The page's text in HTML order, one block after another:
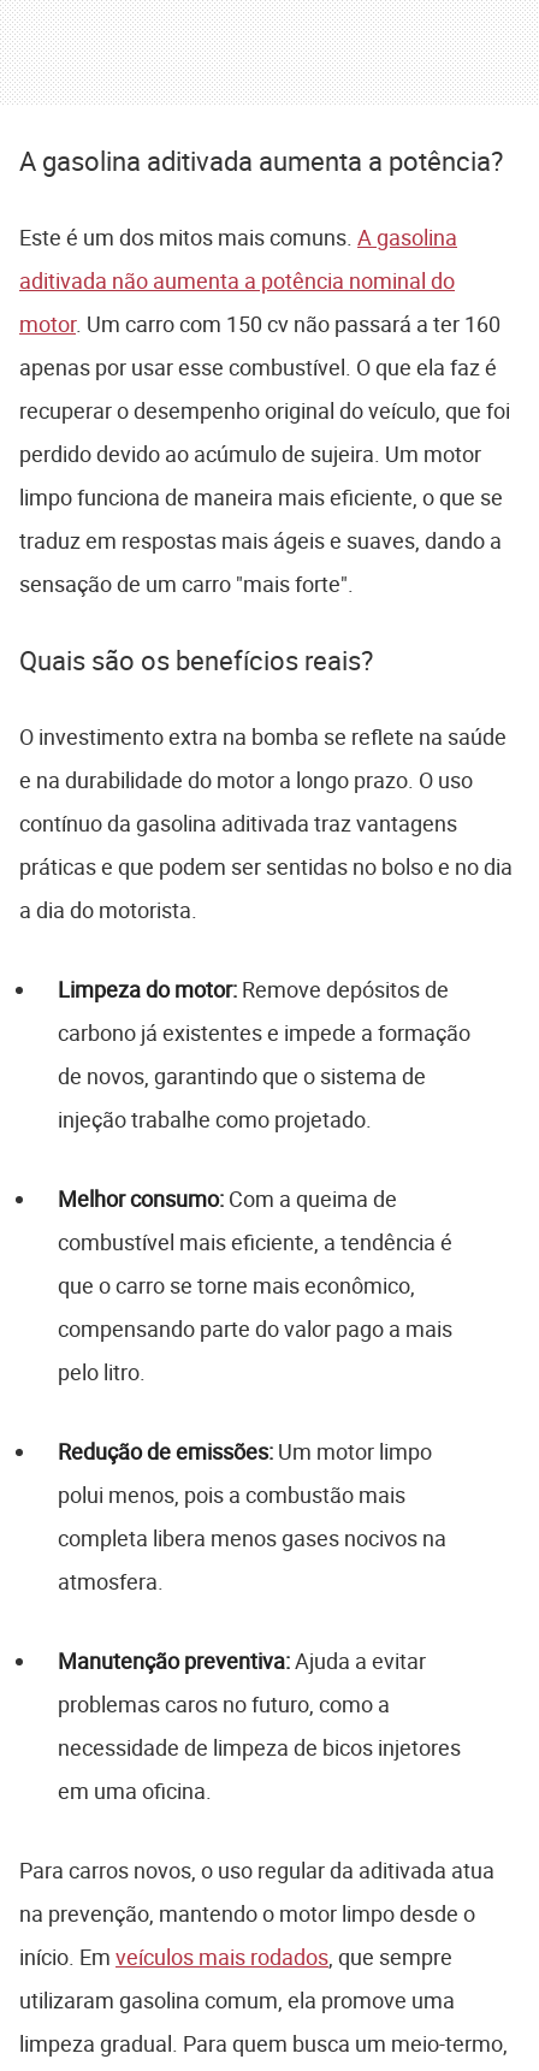
A gasolina aditivada aumenta a potência?
Este é um dos mitos mais comuns. A gasolina
aditivada não aumenta a potência nominal do
motor. Um carro com 150 cv não passará a ter 160
apenas por usar esse combustível. O que ela faz é
recuperar o desempenho original do veículo, que foi
perdido devido ao acúmulo de sujeira. Um motor
limpo funciona de maneira mais eficiente, o que se
traduz em respostas mais ágeis e suaves, dando a
sensação de um carro "mais forte".
Quais são os benefícios reais?
O investimento extra na bomba se reflete na saúde
e na durabilidade do motor a longo prazo. O uso
contínuo da gasolina aditivada traz vantagens
práticas e que podem ser sentidas no bolso e no dia
a dia do motorista.
Limpeza do motor: Remove depósitos de
carbono já existentes e impede a formação
de novos, garantindo que o sistema de
injeção trabalhe como projetado.
Melhor consumo: Com a queima de
combustível mais eficiente, a tendência é
que o carro se torne mais econômico,
compensando parte do valor pago a mais
pelo litro.
Redução de emissões: Um motor limpo
polui menos, pois a combustão mais
completa libera menos gases nocivos na
atmosfera.
Manutenção preventiva:Ajuda a evitar
problemas caros no futuro, como a
necessidade de limpeza de bicos injetores
em uma oficina.
Para carros novos, o uso regular da aditivada atua
na prevenção, mantendo o motor limpo desde o
início. Em veículos mais rodados, que sempre
utilizaram gasolina comum, ela promove uma
limpeza gradual. Para quem busca um meio-termo,